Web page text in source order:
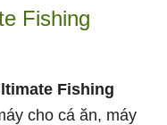
Fishing
Fishing
cho cá ăn, máy